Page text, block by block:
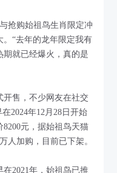
抢购始祖鸟生肖限定冲
“去年的龙年限定我有
期就已经爆火，真的是
开售，不少网友在社交
2024年12月28日开始
8200元，据始祖鸟天猫
人加购，目前已下架。
2021年，始祖鸟已推